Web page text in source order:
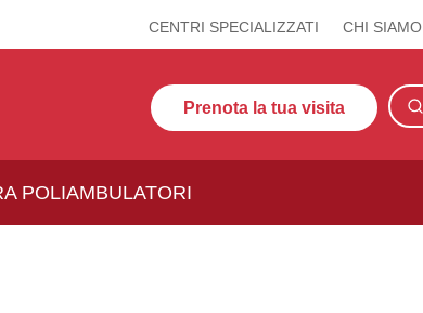
CENTRI SPECIALIZZATI CHI SIAMO
Prenota la tua visita
POLIAMBULATORI